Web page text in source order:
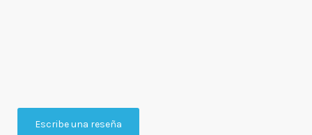
Escribe una reseña